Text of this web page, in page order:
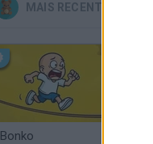
MAIS RECENTES
Bonko